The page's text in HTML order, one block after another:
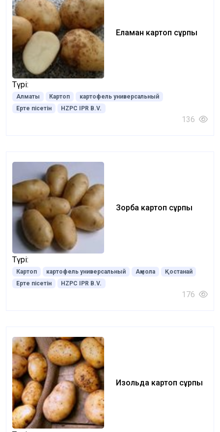
Еламан картоп сұрпы
Түрі:
Алматы Картоп
картофель универсальный
Ерте пісетін
HZPC IPR B.V.
136
Зорба картоп сұрпы
Түрі:
Картоп картофель универсальный Ақмола
Қостанай
Ерте пісетін
HZPC IPR B.V.
176
Изольда картоп сұрпы